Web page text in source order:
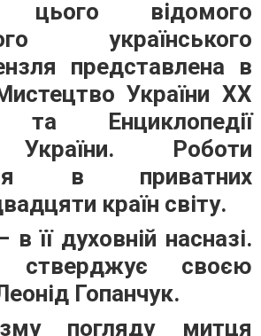
цього відомого
українського
представлена в
України ХХ
та Енциклопедії
України. Роботи
в приватних
країн світу.
в її духовній насназі.
своєю
Гопанчук.
погляду митця